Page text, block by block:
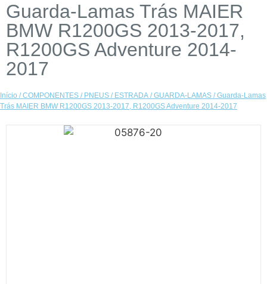
Guarda-Lamas Trás MAIER
BMW R1200GS 2013-2017,
R1200GS Adventure 2014-
2017
Início /COMPONENTES / PNEUS / ESTRADA /GUARDA-LAMAS / Guarda-Lamas
Trás MAIER BMW R1200GS 2013-2017, R1200GS Adventure 2014-2017